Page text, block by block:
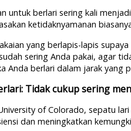
untuk berlari sering kali
ketidaknyamanan
yang berlapis-lapis
sering Anda pakai, agar
Anda berlari dalam jarak yang
Tidak cukup sering
of Colorado, sepatu
dan meningkatkan